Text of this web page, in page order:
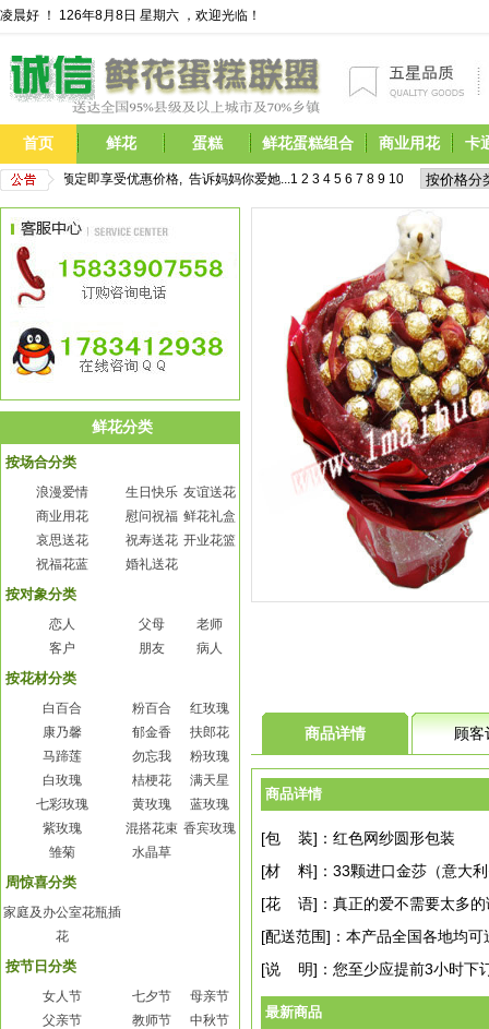
凌晨好 ！ 126年8月8日 星期六 ，欢迎光临！
首页 鲜花 蛋糕 鲜花蛋糕组合 商业用花 卡
现在预定即享受优惠价格,  告诉妈妈你爱她...1 2 3 4 5 6 7 8 9 10 11 12 13 14 15
鲜花分类
按场合分类
浪漫爱情 生日快乐 友谊送花
商业用花
慰问祝福 鲜花礼盒
哀思送花
祝寿送花 开业花篮
祝福花蓝
婚礼送花
按对象分类
恋人 父母
老师
客户
朋友 病人
按花材分类
白百合 粉百合
红玫瑰
康乃馨
郁金香
扶郎花
马蹄莲
勿忘我
粉玫瑰
白玫瑰
桔梗花
满天星
七彩玫瑰
黄玫瑰
蓝玫瑰
紫玫瑰
混搭花束 香宾玫瑰
雏菊
水晶草
周惊喜分类
家庭及办公室花瓶插
花
按节日分类
女人节 七夕节
母亲节
父亲节
教师节
中秋节
商品详情 顾客
商品详情
[包 装]：红色网纱圆形包装
[材 料]：33颗进口金莎（意大
[花 语]：真正的爱不需要太多的
[配送范围]：本产品全国各地均可
[说 明]：您至少应提前3小时下
最新商品